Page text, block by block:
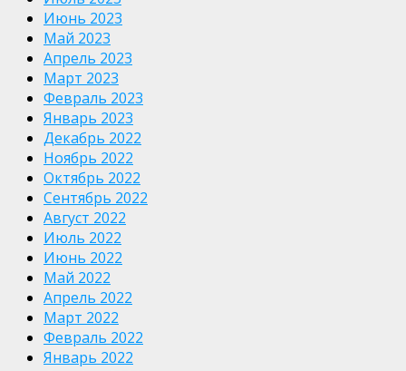
Июнь 2023
Май 2023
Апрель 2023
Март 2023
Февраль 2023
Январь 2023
Декабрь 2022
Ноябрь 2022
Октябрь 2022
Сентябрь 2022
Август 2022
Июль 2022
Июнь 2022
Май 2022
Апрель 2022
Март 2022
Февраль 2022
Январь 2022